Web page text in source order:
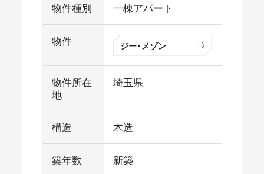
物件種別 一棟アパート
物件 ジー・メゾン
物件所在
地
埼玉県
構造 木造
築年数 新築